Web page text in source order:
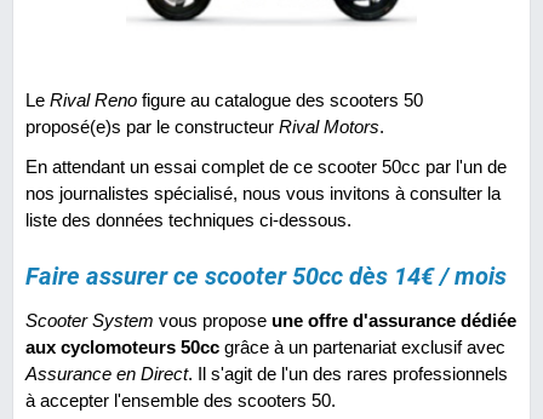
Le Rival Reno figure au catalogue des scooters 50
proposé(e)s par le constructeur Rival Motors.
En attendant un essai complet de ce scooter 50cc par l'un de
nos journalistes spécialisé, nous vous invitons à consulter la
liste des données techniques ci-dessous.
Faire assurer ce scooter 50cc dès 14€ / mois
Scooter System vous propose une offre d'assurance dédiée
aux cyclomoteurs 50cc grâce à un partenariat exclusif avec
Assurance en Direct. Il s'agit de l'un des rares professionnels
à accepter l'ensemble des scooters 50.